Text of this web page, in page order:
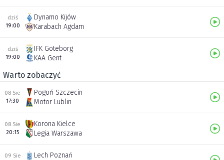
dziś
19:00
Dynamo Kijów
Karabach Agdam
dziś
19:00
IFK Goteborg
KAA Gent
Warto zobaczyć
08 Sie
17:30
Pogoń Szczecin
Motor Lublin
08 Sie
20:15
Korona Kielce
Legia Warszawa
09 Sie
Lech Poznań